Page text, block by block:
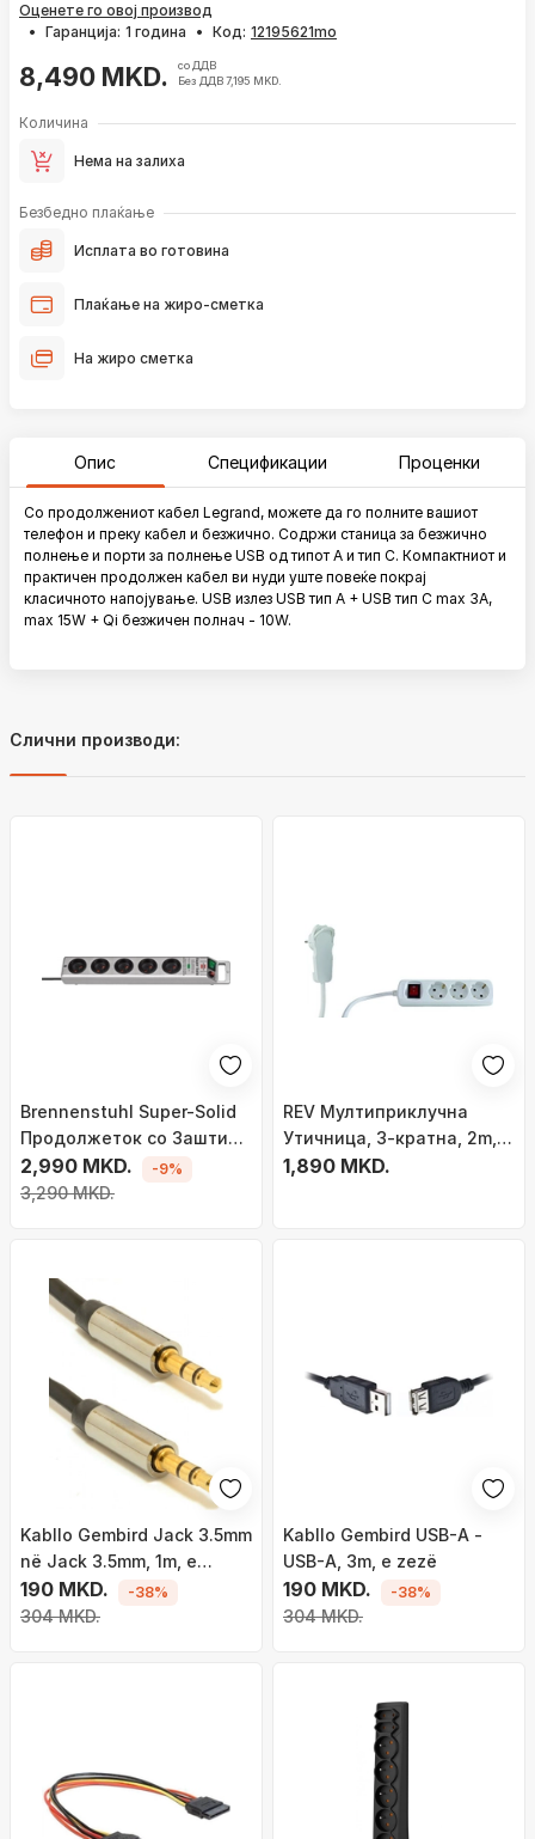
Оценете го овој производ
• Гаранција: 1 година • Код:
8,490 MKD.
со ДДВ
Без ДДВ 7,195 MKD.
Количина
Нема на залиха
Безбедно плаќање
Исплата во готовина
Плаќање на жиро-сметка
На жиро сметка
Опис Спецификации Проценки
Со продолжениот кабел Legrand, можете да го полните вашиот
телефон и преку кабел и безжично. Содржи станица за безжично
полнење и порти за полнење USB од типот А и тип C. Компактниот и
практичен продолжен кабел ви нуди уште повеќе покрај
класичното напојување. USB излез USB тип A + USB тип C max 3A,
max 15W + Qi безжичен полнач - 10W.
Слични производи:
Brennenstuhl Super-Solid
Продолжеток со Заштита
од Пренапон, 5
Приклучоци
2,990 MKD.
3,290 MKD.
-9%
REV Мултиприклучна
Утичница, 3-кратна, 2m,
Бела
1,890 MKD.
Kabllo Gembird Jack 3.5mm
në Jack 3.5mm, 1m, e
argjendtë
190 MKD.
304 MKD.
-38%
Kabllo Gembird USB-A -
USB-A, 3m, e zezë
190 MKD.
304 MKD.
-38%